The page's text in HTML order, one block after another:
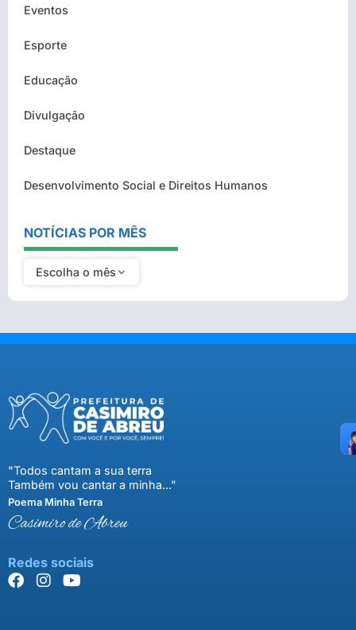
Eventos
Esporte
Educação
Divulgação
Destaque
Desenvolvimento Social e Direitos Humanos
NOTÍCIAS POR MÊS
Escolha o mês
"Todos cantam a sua terra
Também vou cantar a minha..."
Poema Minha Terra
Casimiro de Abreu
Redes sociais